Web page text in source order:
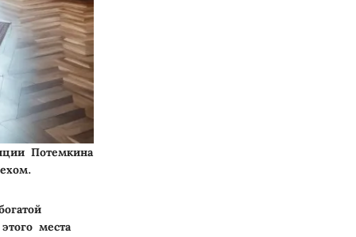
Потемкина
места